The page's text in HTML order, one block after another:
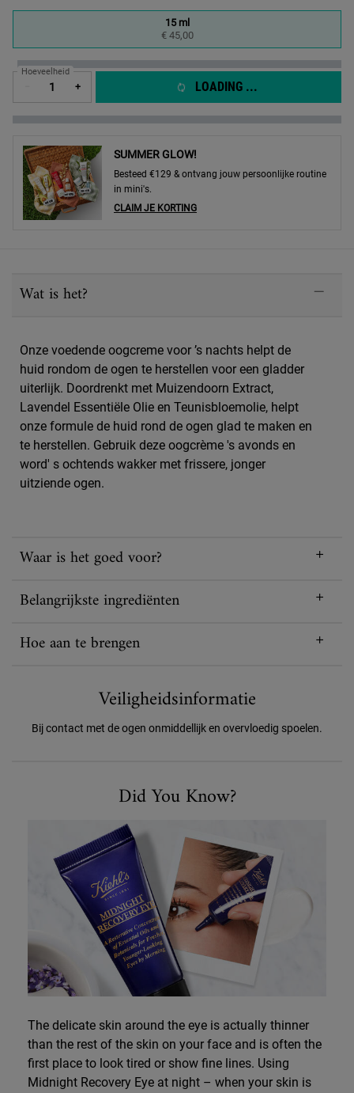
Geselecteerd
15 ml
€ 45,00
, 1 of 1
Hoeveelheid
+ LOADING ...
SUMMER GLOW!
Besteed €129 & ontvang jouw persoonlijke routine
in mini's.
CLAIM JE KORTING
Wat is het?
Onze voedende oogcreme voor ’s nachts helpt de
huid rondom de ogen te herstellen voor een gladder
uiterlijk. Doordrenkt met Muizendoorn Extract,
Lavendel Essentiële Olie en Teunisbloemolie, helpt
onze formule de huid rond de ogen glad te maken en
te herstellen. Gebruik deze oogcrème 's avonds en
word' s ochtends wakker met frissere, jonger
uitziende ogen.
Waar is het goed voor?
Belangrijkste ingrediënten
Hoe aan te brengen
Veiligheidsinformatie
Bij contact met de ogen onmiddellijk en overvloedig spoelen.
Did You Know?
The delicate skin around the eye is actually thinner
than the rest of the skin on your face and is often the
first place to look tired or show fine lines. Using
Midnight Recovery Eye at night – when your skin is